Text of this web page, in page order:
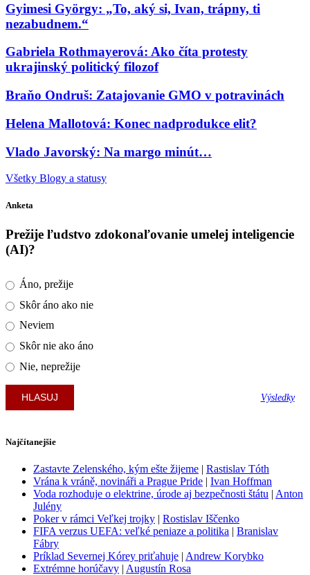
Gyimesi György: „To, aký si, Ivan, trápny, ti
nezabudnem.“
Gabriela Rothmayerová: Ako číta protesty
ukrajinský politický filozof
Braňo Ondruš: Zatajovanie GMO v potravinách
Helena Mallotová: Konec nadprodukce elit?
Vlado Javorský: Na margo minút…
Všetky Blogy a statusy
Anketa
Prežije ľudstvo zdokonaľovanie umelej inteligencie
(AI)?
Áno, prežije
Skôr áno ako nie
Neviem
Skôr nie ako áno
Nie, neprežije
Výsledky
Najčítanejšie
Zastavte Zelenského, kým ešte žijeme | Rastislav Tóth
Vrána k vráně, novináři a Prague Pride | Ivan Hoffman
Voda rozhoduje o elektrine, úrode aj bezpečnosti štátu | Anton
Julény
Poker v rámci Veľkej trojky | Rostislav Iščenko
FIFA verzus UEFA: veľké peniaze a politika | Branislav
Fábry
Príklad Severnej Kórey priťahuje | Andrew Korybko
Extrémne horúčavy | Augustín Rosa